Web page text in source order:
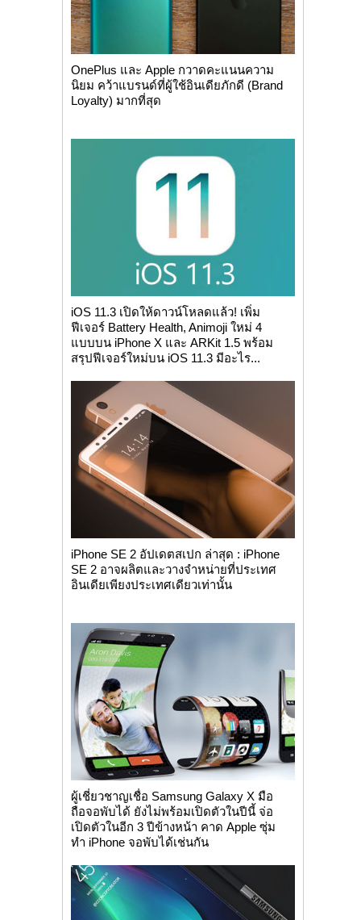
OnePlus และ Apple กวาดคะแนนความ
นิยม คว้าแบรนด์ที่ผู้ใช้อินเดียภักดี (Brand
Loyalty) มากที่สุด
iOS 11.3 เปิดให้ดาวน์โหลดแล้ว! เพิ่ม
ฟีเจอร์ Battery Health, Animoji ใหม่ 4
แบบบน iPhone X และ ARKit 1.5 พร้อม
สรุปฟีเจอร์ใหม่บน iOS 11.3 มีอะไร...
iPhone SE 2 อัปเดตสเปก ล่าสุด : iPhone
SE 2 อาจผลิตและวางจำหน่ายที่ประเทศ
อินเดียเพียงประเทศเดียวเท่านั้น
ผู้เชี่ยวชาญเชื่อ Samsung Galaxy X มือ
ถือจอพับได้ ยังไม่พร้อมเปิดตัวในปีนี้ จ่อ
เปิดตัวในอีก 3 ปีข้างหน้า คาด Apple ซุ่ม
ทำ iPhone จอพับได้เช่นกัน